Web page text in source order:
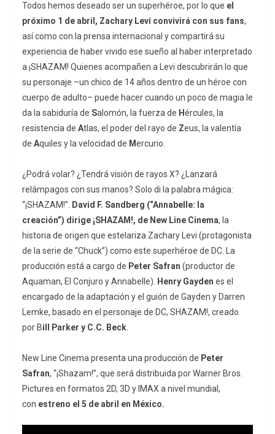
Todos hemos deseado ser un superhéroe, por lo que el
próximo 1 de abril, Zachary Levi convivirá con sus fans,
así como con la prensa internacional y compartirá su
experiencia de haber vivido ese sueño al haber interpretado
a ¡SHAZAM! Quienes acompañen a Levi descubrirán lo que
su personaje –un chico de 14 años dentro de un héroe con
cuerpo de adulto– puede hacer cuando un poco de magia le
da la sabiduría de Salomón, la fuerza de Hércules, la
resistencia de Atlas, el poder del rayo de Zeus, la valentía
de Aquiles y la velocidad de Mercurio.
¿Podrá volar? ¿Tendrá visión de rayos X? ¿Lanzará
relámpagos con sus manos? Solo di la palabra mágica:
“¡SHAZAM!”.
David F. Sandberg (“Annabelle: la
creación”) dirige ¡SHAZAM!, de New Line Cinema, la
historia de origen que estelariza Zachary Levi (protagonista
de la serie de “Chuck”) como este superhéroe de DC. La
producción está a cargo de Peter Safran (productor de
Aquaman, El Conjuro y Annabelle).
Henry Gayden es el
encargado de la adaptación y el guión de Gayden y Darren
Lemke, basado en el personaje de DC, SHAZAM!, creado
por Bill Parker y C.C. Beck
New Line Cinema presenta una producción de Peter
Safran, “¡Shazam!”, que será distribuida por Warner Bros.
Pictures en formatos 2D, 3D y IMAX a nivel mundial,
con estreno el 5 de abril en México.